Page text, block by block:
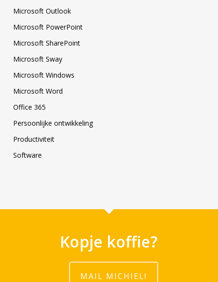
Microsoft Outlook
Microsoft PowerPoint
Microsoft SharePoint
Microsoft Sway
Microsoft Windows
Microsoft Word
Office 365
Persoonlijke ontwikkeling
Productiviteit
Software
Kopje koffie?
MAIL MICHIEL!